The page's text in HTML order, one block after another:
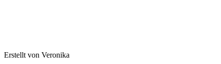
Erstellt von Veronika